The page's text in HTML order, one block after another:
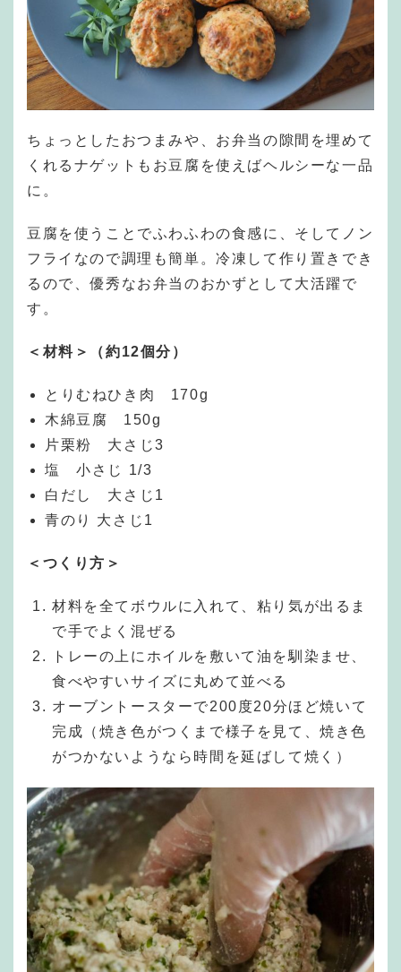
ちょっとしたおつまみや、お弁当の隙間を埋めて
くれるナゲットもお豆腐を使えばヘルシーな一品
に。
豆腐を使うことでふわふわの食感に、そしてノン
フライなので調理も簡単。冷凍して作り置きでき
るので、優秀なお弁当のおかずとして大活躍で
す。
＜材料＞（約12個分）
とりむねひき肉 170g
木綿豆腐 150g
片栗粉 大さじ3
塩 小さじ 1/3
白だし 大さじ1
青のり 大さじ1
＜つくり方＞
材料を全てボウルに入れて、粘り気が出るま
で手でよく混ぜる
トレーの上にホイルを敷いて油を馴染ませ、
食べやすいサイズに丸めて並べる
オーブントースターで200度20分ほど焼いて
完成（焼き色がつくまで様子を見て、焼き色
がつかないようなら時間を延ばして焼く）